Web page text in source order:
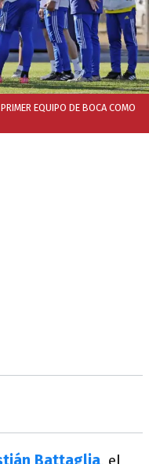
EQUIPO DE BOCA COMO